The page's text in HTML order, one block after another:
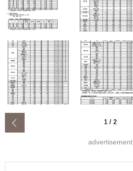
1 / 2
advertisement